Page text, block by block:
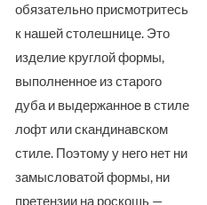
обязательно присмотритесь
к нашей столешнице. Это
изделие круглой формы,
выполненное из старого
дуба и выдержанное в стиле
лофт или скандинавском
стиле. Поэтому у него нет ни
замысловатой формы, ни
претензии на роскошь —